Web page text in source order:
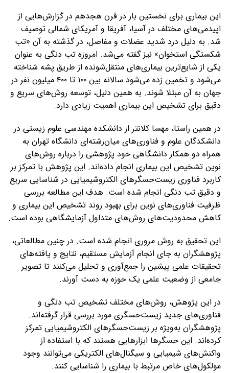
این بیماری برای نخستین بار در قرن هجدهم در گزارش‌هایی از
اپیدمی‌های مختلف در آسیا، آفریقا و آمریکای شمالی توصیف
شد. به دلیل درد شدید عضلات و مفاصل، در گذشته به آن «تب
شکستگی استخوان» نیز گفته می‌شد. امروزه تب دنگی به عنوان
یکی از شایع‌ترین بیماری‌های منتقل‌شونده از طریق پشه شناخته
می‌شود و تخمین زده می‌شود سالانه بین ۱۰۰ تا ۴۰۰ میلیون نفر در
جهان به آن مبتلا شوند. به همین دلیل، توسعه روش‌های سریع و
دقیق برای تشخیص این بیماری اهمیت زیادی دارد.
در همین راستا، مهسا کلانتر از دانشکده مهندسی علوم زیستی در
دانشکدگان علوم و فناوری‌های میان‌رشته‌ای دانشگاه تهران به
همراه دو همکار دانشگاهی خود پژوهشی را درباره روش‌های
نوین تشخیص این بیماری انجام داده‌اند. این پژوهش با تمرکز بر
کاربرد فناوری زیست‌حسگرهای الکتروشیمیایی در شناسایی سریع
و دقیق تب دنگی انجام شده است. هدف این مطالعه بررسی
ظرفیت فناوری‌های نوین برای بهبود روند تشخیص این بیماری و
کاهش محدودیت‌های روش‌های متداول آزمایشگاهی بوده است.
این تحقیق به روش مروری انجام شده است. در چنین مطالعاتی،
پژوهشگران به جای انجام آزمایش مستقیم، نتایج و یافته‌های
تحقیقات علمی پیشین را جمع‌آوری و تحلیل می‌کنند تا تصویر
جامعی از وضعیت علمی یک حوزه به دست آورند.
در این پژوهش، روش‌های مختلف تشخیص تب دنگی و
فناوری‌های جدید زیست‌حسگری مورد بررسی قرار گرفته‌اند.
پژوهشگران به‌ویژه بر زیست‌حسگرهای الکتروشیمیایی تمرکز
کرده‌اند. این حسگرها ابزارهایی هستند که با استفاده از
واکنش‌های شیمیایی و سیگنال‌های الکتریکی می‌توانند وجود
مولکول‌های خاص مرتبط با بیماری را شناسایی کنند.